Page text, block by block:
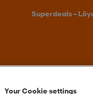
Superdeals –
Your Cookie settings